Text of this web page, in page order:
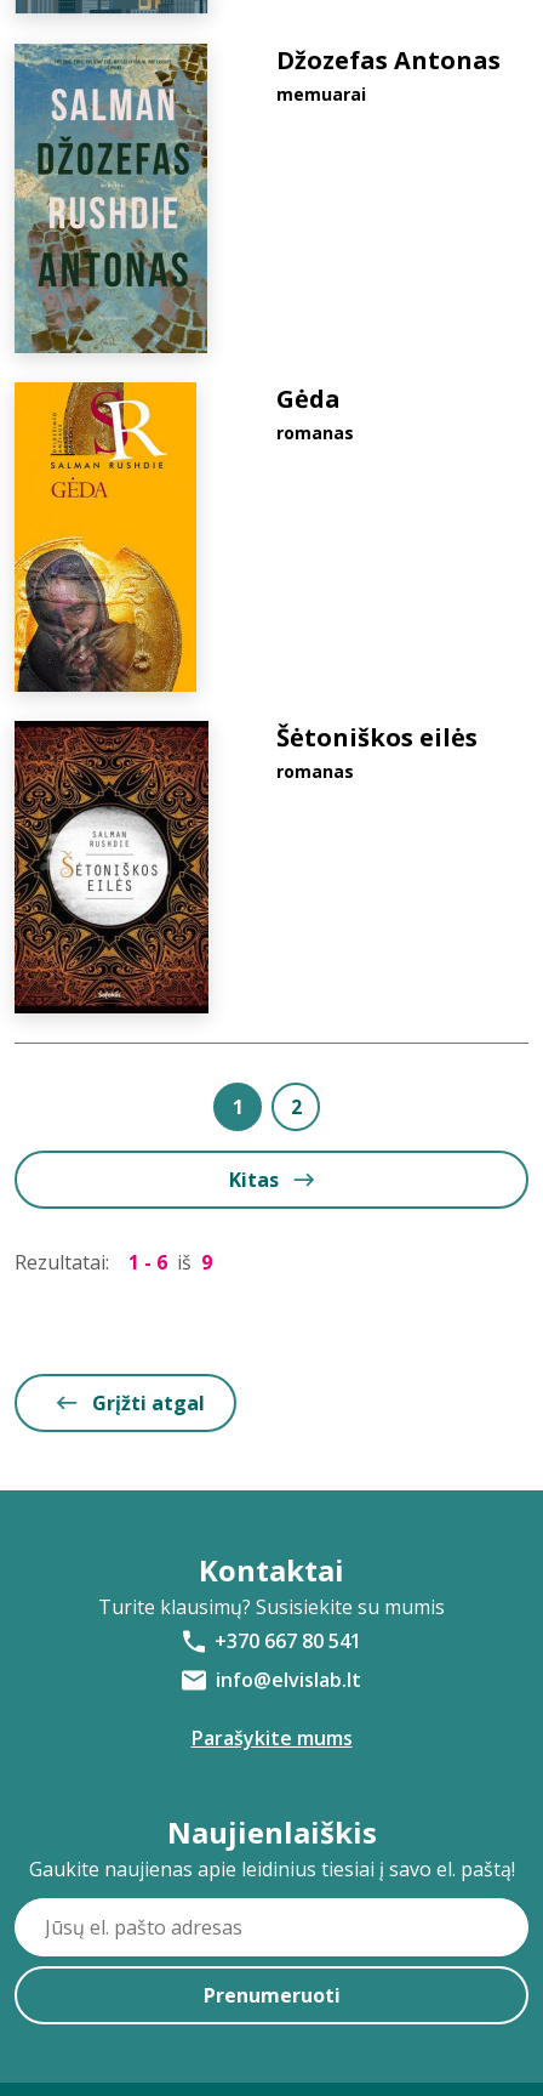
Džozefas Antonas
memuarai
Gėda
romanas
Šėtoniškos eilės
romanas
1 2
Kitas
Rezultatai: 1 - 6 iš 9
Grįžti atgal
Kontaktai
Turite klausimų? Susisiekite su mumis
+370 667 80 541
info@elvislab.lt
Parašykite mums
Naujienlaiškis
Gaukite naujienas apie leidinius tiesiai į savo el. paštą!
Prenumeruoti